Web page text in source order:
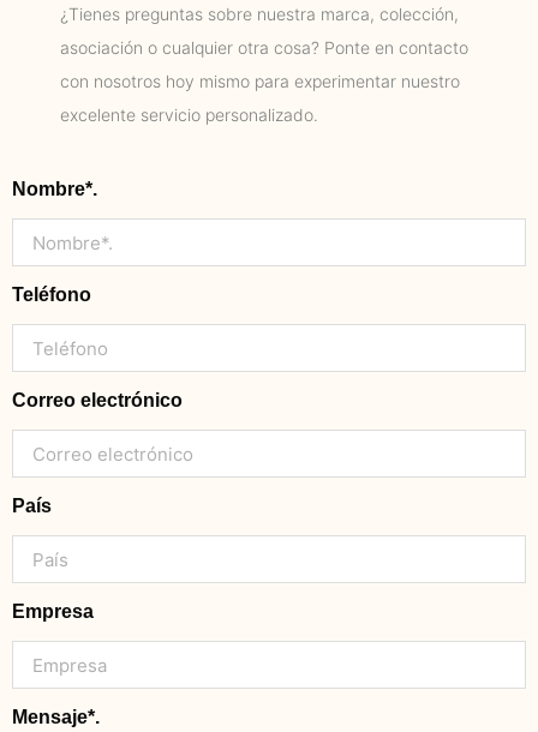
¿Tienes preguntas sobre nuestra marca, colección,
asociación o cualquier otra cosa? Ponte en contacto
con nosotros hoy mismo para experimentar nuestro
excelente servicio personalizado.
Nombre*.
Teléfono
Correo electrónico
País
Empresa
Mensaje*.